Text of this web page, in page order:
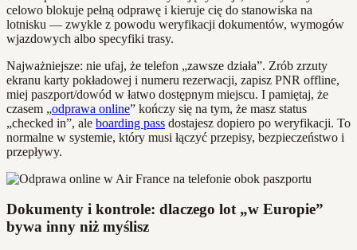
celowo blokuje pełną odprawę i kieruje cię do stanowiska na
lotnisku — zwykle z powodu weryfikacji dokumentów, wymogów
wjazdowych albo specyfiki trasy.
Najważniejsze: nie ufaj, że telefon „zawsze działa”. Zrób zrzuty
ekranu karty pokładowej i numeru rezerwacji, zapisz PNR offline,
miej paszport/dowód w łatwo dostępnym miejscu. I pamiętaj, że
czasem „odprawa online” kończy się na tym, że masz status
„checked in”, ale boarding pass dostajesz dopiero po weryfikacji. To
normalne w systemie, który musi łączyć przepisy, bezpieczeństwo i
przepływy.
Dokumenty i kontrole: dlaczego lot „w Europie”
bywa inny niż myślisz